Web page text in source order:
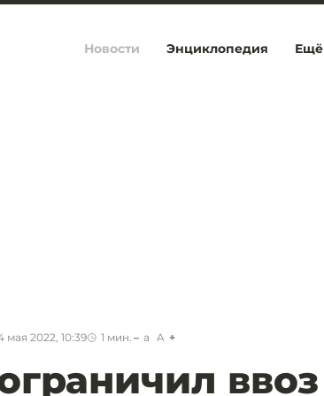
Ещё
Новости Энциклопедия
мая 2022, 10:39 1 мин. a A
ввоз